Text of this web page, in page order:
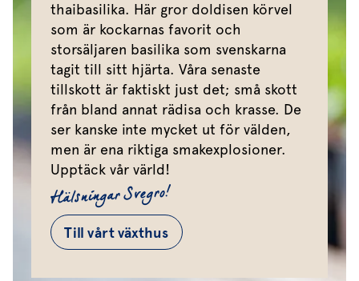
thaibasilika. Här gror doldisen körvel
som är kockarnas favorit och
storsäljaren basilika som svenskarna
tagit till sitt hjärta. Våra senaste
tillskott är faktiskt just det; små skott
från bland annat rädisa och krasse. De
ser kanske inte mycket ut för välden,
men är ena riktiga smakexplosioner.
Upptäck vår värld!
Hälsningar Svegro!
Till vårt växthus